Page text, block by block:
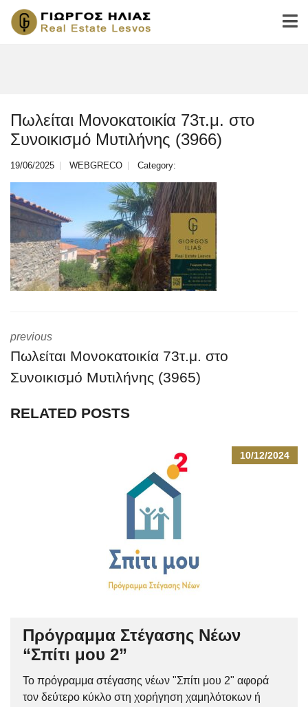
Πωλείται Μονοκατοικία 73τ.μ. στο
Συνοικισμό Μυτιλήνης (3966)
19/06/2025 WEBGRECO Category:
previous
Πωλείται Μονοκατοικία 73τ.μ. στο
Συνοικισμό Μυτιλήνης (3965)
RELATED POSTS
10/12/2024
Πρόγραμμα Στέγασης Νέων
“Σπίτι μου 2”
Το πρόγραμμα στέγασης νέων "Σπίτι μου 2" αφορά
τον δεύτερο κύκλο στη χορήγηση χαμηλότοκων ή